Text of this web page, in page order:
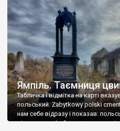
Ямпіль. Таємниця
Табличка і відмітка на карті
польський. Zabytkowy polski
нам себе відразу і показав:
віднести до фабричних, польські